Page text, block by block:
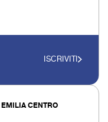
ISCRIVITI
CENTRO